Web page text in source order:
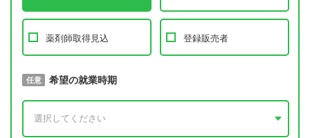
薬剤師取得見込 登録販売者
必須 取得予定年
任意 希望の就業時期